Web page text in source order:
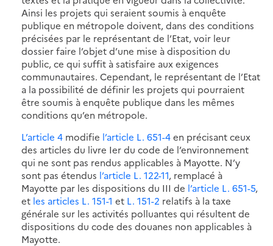
Ainsi les projets qui seraient soumis à enquête
publique en métropole doivent, dans des conditions
précisées par le représentant de l’Etat, voir leur
dossier faire l’objet d’une mise à disposition du
public, ce qui suffit à satisfaire aux exigences
communautaires. Cependant, le représentant de l’Etat
a la possibilité de définir les projets qui pourraient
être soumis à enquête publique dans les mêmes
conditions qu’en métropole.
L’article 4 modifie l’article L. 651-4en précisant ceux
des articles du livre Ier du code de l’environnement
qui ne sont pas rendus applicables à Mayotte. N’y
sont pas étendus l’article L. 122-11, remplacé à
Mayotte par les dispositions du III de l’article L. 651-5,
et les articles L. 151-1 et L. 151-2 relatifs à la taxe
générale sur les activités polluantes qui résultent de
dispositions du code des douanes non applicables à
Mayotte.